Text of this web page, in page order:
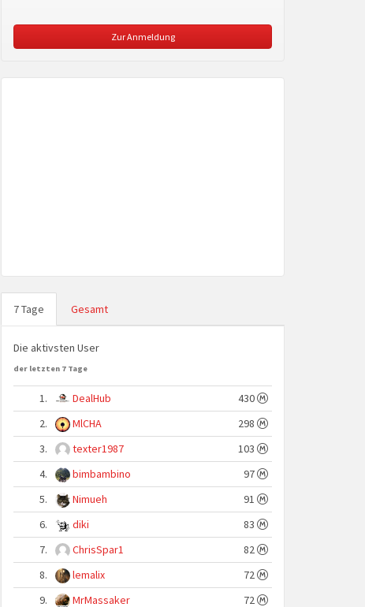
Zur Anmeldung
7 Tage Gesamt
Die aktivsten User
der letzten 7 Tage
1. DealHub
430
2.
MlCHA
298
3.
texter1987
103
4.
bimbambino
97
5.
Nimueh
91
6.
diki
83
7.
ChrisSpar1
82
8.
lemalix
72
9.
MrMassaker 72